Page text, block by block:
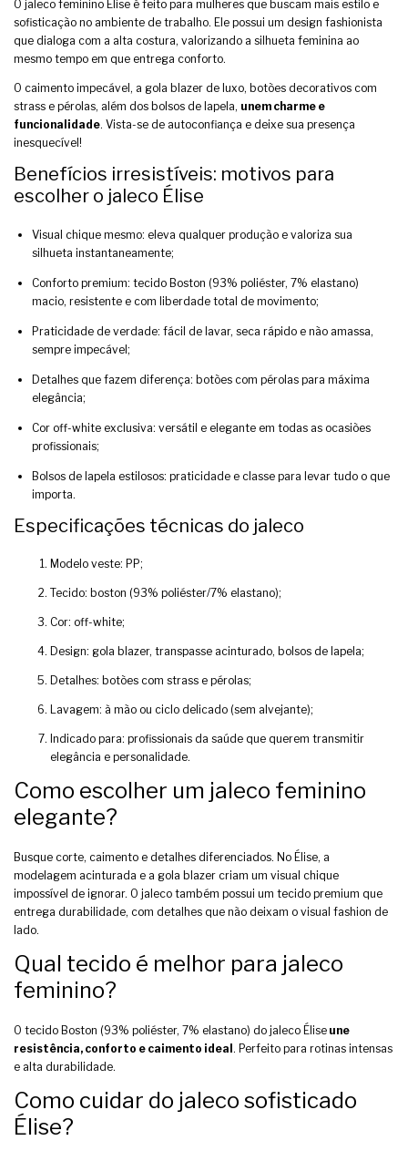
O jaleco feminino Élise é feito para mulheres que buscam mais estilo e
sofisticação no ambiente de trabalho. Ele possui um design fashionista
que dialoga com a alta costura, valorizando a silhueta feminina ao
mesmo tempo em que entrega conforto.
O caimento impecável, a gola blazer de luxo, botões decorativos com
strass e pérolas, além dos bolsos de lapela, unem charme e
funcionalidade. Vista-se de autoconfiança e deixe sua presença
inesquecível!
Benefícios irresistíveis: motivos para
escolher o jaleco Élise
Visual chique mesmo: eleva qualquer produção e valoriza sua
silhueta instantaneamente;
Conforto premium: tecido Boston (93% poliéster, 7% elastano)
macio, resistente e com liberdade total de movimento;
Praticidade de verdade: fácil de lavar, seca rápido e não amassa,
sempre impecável;
Detalhes que fazem diferença: botões com pérolas para máxima
elegância;
Cor off-white exclusiva: versátil e elegante em todas as ocasiões
profissionais;
Bolsos de lapela estilosos: praticidade e classe para levar tudo o que
importa.
Especificações técnicas do jaleco
Modelo veste: PP;
Tecido: boston (93% poliéster/7% elastano);
Cor: off-white;
Design: gola blazer, transpasse acinturado, bolsos de lapela;
Detalhes: botões com strass e pérolas;
Lavagem: à mão ou ciclo delicado (sem alvejante);
Indicado para: profissionais da saúde que querem transmitir
elegância e personalidade.
Como escolher um jaleco feminino
elegante?
Busque corte, caimento e detalhes diferenciados. No Élise, a
modelagem acinturada e a gola blazer criam um visual chique
impossível de ignorar. O jaleco também possui um tecido premium que
entrega durabilidade, com detalhes que não deixam o visual fashion de
lado.
Qual tecido é melhor para jaleco
feminino?
O tecido Boston (93% poliéster, 7% elastano) do jaleco Élise une
resistência, conforto e caimento ideal . Perfeito para rotinas intensas
e alta durabilidade.
Como cuidar do jaleco sofisticado
Élise?